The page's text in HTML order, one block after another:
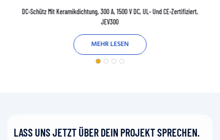
DC-Schütz Mit Keramikdichtung, 300 A, 1500 V DC, UL- Und CE-Zertifiziert,
JEV300
MEHR LESEN
LASS UNS JETZT ÜBER DEIN PROJEKT SPRECHEN.